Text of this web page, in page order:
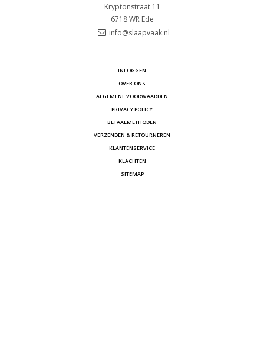
Kryptonstraat 11
6718 WR Ede
info@slaapvaak.nl
INLOGGEN
OVER ONS
ALGEMENE VOORWAARDEN
PRIVACY POLICY
BETAALMETHODEN
VERZENDEN & RETOURNEREN
KLANTENSERVICE
KLACHTEN
SITEMAP